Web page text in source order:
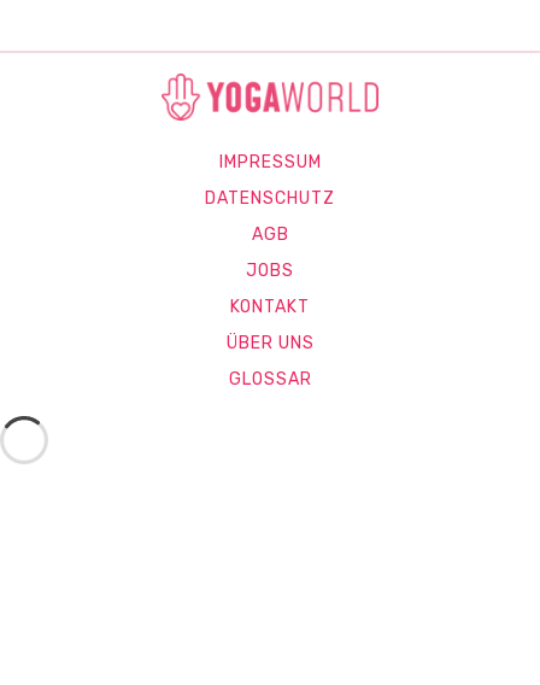
IMPRESSUM
DATENSCHUTZ
AGB
JOBS
KONTAKT
ÜBER UNS
GLOSSAR